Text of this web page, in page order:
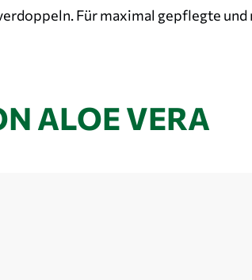
Für maximal gepflegte und
ALOE VERA